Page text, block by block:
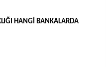
HANGİ BANKALARDA